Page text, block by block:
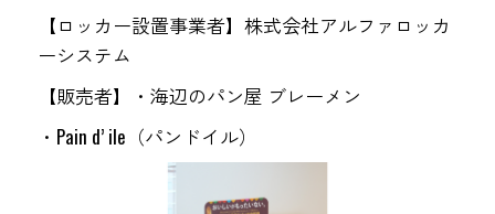
【ロッカー設置事業者】株式会社アルファロッカ
ーシステム
【販売者】・海辺のパン屋 ブレーメン
・Pain d’ ile（パンドイル）